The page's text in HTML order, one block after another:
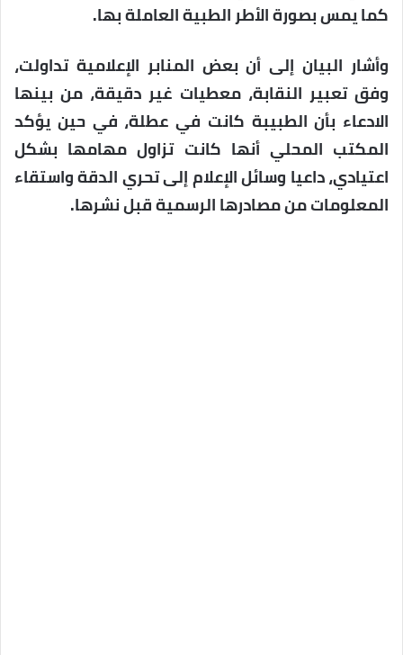
كما يمس بصورة الأطر الطبية العاملة بها.
وأشار البيان إلى أن بعض المنابر الإعلامية تداولت،
وفق تعبير النقابة، معطيات غير دقيقة، من بينها
الادعاء بأن الطبيبة كانت في عطلة، في حين يؤكد
المكتب المحلي أنها كانت تزاول مهامها بشكل
اعتيادي، داعيا وسائل الإعلام إلى تحري الدقة واستقاء
المعلومات من مصادرها الرسمية قبل نشرها.